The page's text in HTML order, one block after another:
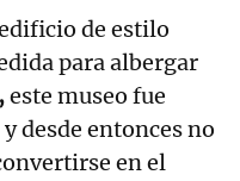
de estilo
para albergar
este museo fue
desde entonces no
en el